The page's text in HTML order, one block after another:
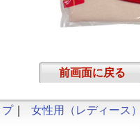
前画面に戻る
プ｜ 女性用（レディース）